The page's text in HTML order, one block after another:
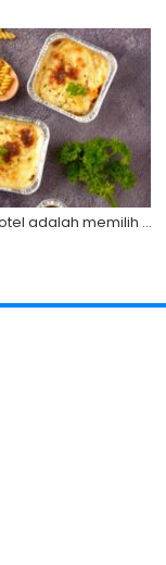
adalah memilih …